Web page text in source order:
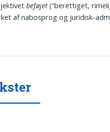
beføjet(“berettiget,
af nabosprog og juridisk-